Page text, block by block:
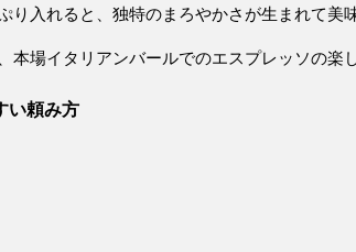
り入れると、独特のまろやかさが生まれて美
本場イタリアンバールでのエスプレッソの楽
い頼み方